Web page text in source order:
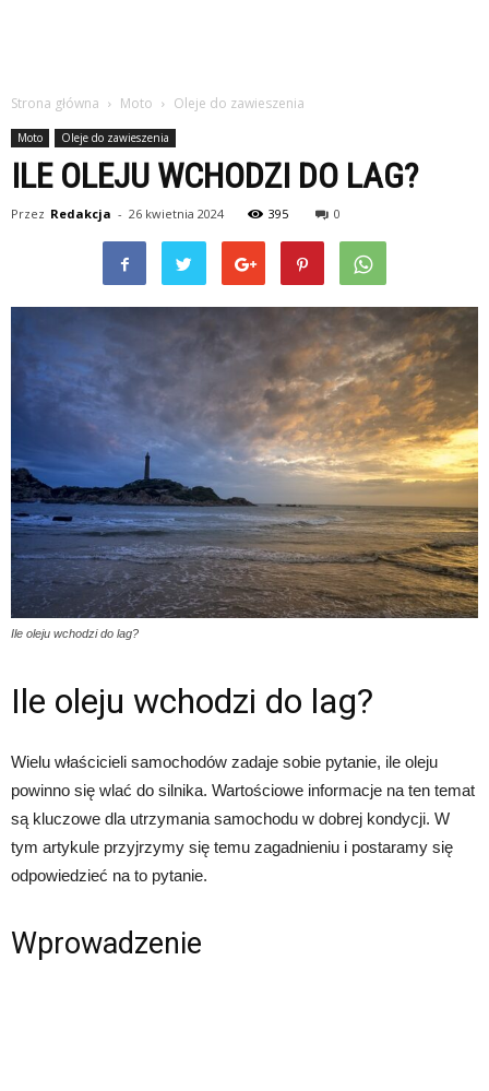
Strona główna Moto Oleje do zawieszenia
Moto Oleje do zawieszenia
ILE OLEJU WCHODZI DO LAG?
Przez Redakcja - 26 kwietnia 2024 395 0
Ile oleju wchodzi do lag?
Ile oleju wchodzi do lag?
Wielu właścicieli samochodów zadaje sobie pytanie, ile oleju
powinno się wlać do silnika. Wartościowe informacje na ten temat
są kluczowe dla utrzymania samochodu w dobrej kondycji. W
tym artykule przyjrzymy się temu zagadnieniu i postaramy się
odpowiedzieć na to pytanie.
Wprowadzenie